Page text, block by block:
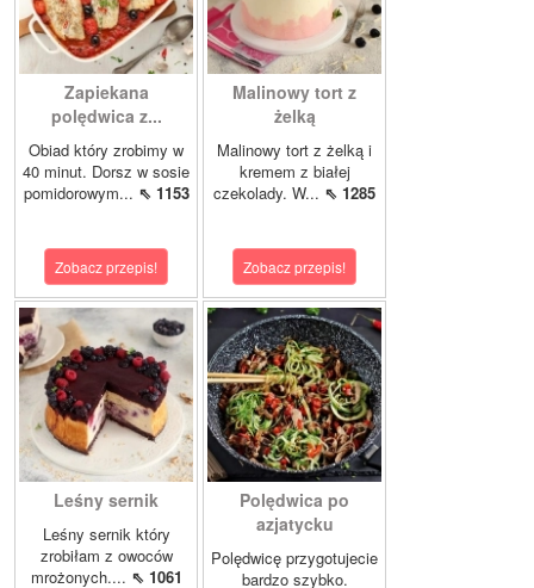
Zapiekana
polędwica z...
Obiad który zrobimy w
40 minut. Dorsz w sosie
pomidorowym... ⇖ 1153
Zobacz przepis!
Malinowy tort z
żelką
Malinowy tort z żelką i
kremem z białej
czekolady. W... ⇖ 1285
Zobacz przepis!
Leśny sernik
Leśny sernik który
zrobiłam z owoców
mrożonych.... ⇖ 1061
Polędwica po
azjatycku
Polędwicę przygotujecie
bardzo szybko.